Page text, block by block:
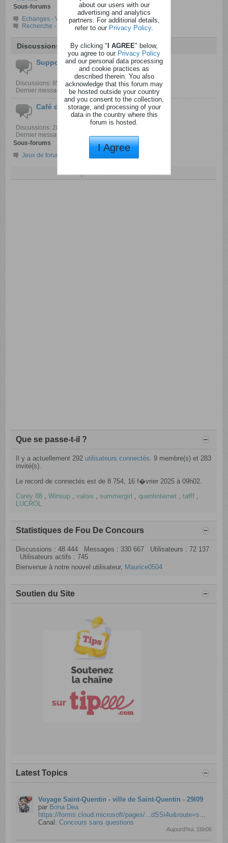
Sous-forums
Echanges - Ventes
Recherche - spécial fête
Discussions
Support - suggestions - questions
Discussions: 85 Messages: 965
Dernier message:
Problème de messagerie
Café du coin
Discussions: 281 Messages: 47 070
Dernier message:
Chez les cox en folie
Sous-forums
Jeux de forum
Marquer les canaux comme lus
Que se passe-t-il ?
Il y a actuellement 292 utilisateurs connectés. 9 membre(s) et 283
invité(s).
Le record de connectés est de 8 754, 16 f�vrier 2025 à 09h02.
Carey 88 ,Winsup ,valois ,summergirl ,quentinternet ,tafff ,
LUCROL
Statistiques de Fou De Concours
Discussions : 48 444 Messages : 330 667 Utilisateurs : 72 137
Utilisateurs actifs : 745
Bienvenue à notre nouvel utilisateur, Maurice0504
Soutien du Site
Latest Topics
Voyage Saint-Quentin - ville de Saint-Quentin - 29l09
par Bona Dea
https://forms.cloud.microsoft/pages/...dSSi4u&route=s
Canal:Concours sans questions
Aujourd'hui, 16h06
about our users with our
advertising and analytics
partners. For additional details,
refer to our Privacy Policy.
By clicking "I AGREE" below,
you agree to our Privacy Policy
and our personal data processing
and cookie practices as
described therein. You also
acknowledge that this forum may
be hosted outside your country
and you consent to the collection,
storage, and processing of your
data in the country where this
forum is hosted.
I Agree